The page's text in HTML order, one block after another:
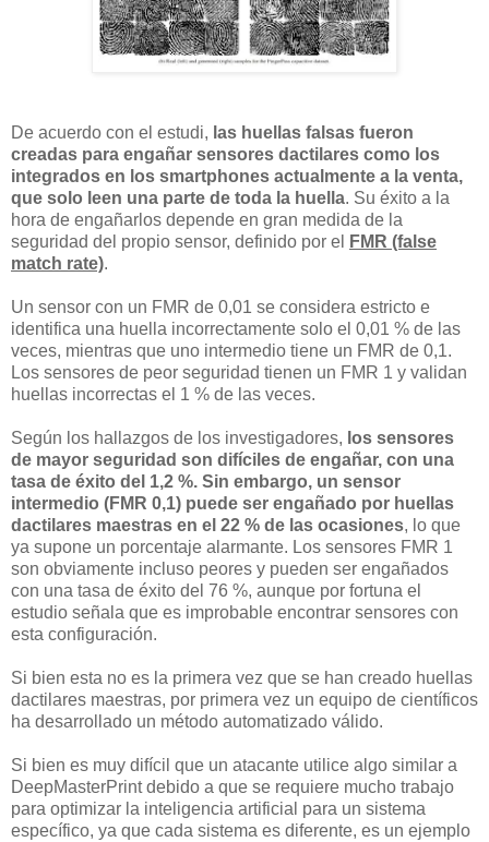
De acuerdo con el estudi, las huellas falsas fueron
creadas para engañar sensores dactilares como los
integrados en los smartphones actualmente a la venta,
que solo leen una parte de toda la huella. Su éxito a la
hora de engañarlos depende en gran medida de la
seguridad del propio sensor, definido por el
FMR (false
match rate).
Un sensor con un FMR de 0,01 se considera estricto e
identifica una huella incorrectamente solo el 0,01 % de las
veces, mientras que uno intermedio tiene un FMR de 0,1.
Los sensores de peor seguridad tienen un FMR 1 y validan
huellas incorrectas el 1 % de las veces.
Según los hallazgos de los investigadores, los sensores
de mayor seguridad son difíciles de engañar, con una
tasa de éxito del 1,2 %. Sin embargo, un sensor
intermedio (FMR 0,1) puede ser engañado por huellas
dactilares maestras en el 22 % de las ocasiones, lo que
ya supone un porcentaje alarmante. Los sensores FMR 1
son obviamente incluso peores y pueden ser engañados
con una tasa de éxito del 76 %, aunque por fortuna el
estudio señala que es improbable encontrar sensores con
esta configuración.
Si bien esta no es la primera vez que se han creado huellas
dactilares maestras, por primera vez un equipo de científicos
ha desarrollado un método automatizado válido.
Si bien es muy difícil que un atacante utilice algo similar a
DeepMasterPrint debido a que se requiere mucho trabajo
para optimizar la inteligencia artificial para un sistema
específico, ya que cada sistema es diferente, es un ejemplo